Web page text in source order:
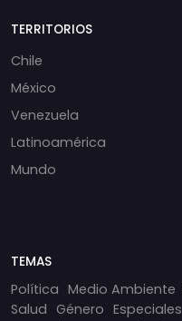
TERRITORIOS
Chile
México
Venezuela
Latinoamérica
Mundo
TEMAS
Política Medio Ambiente
Salud Género Especiales